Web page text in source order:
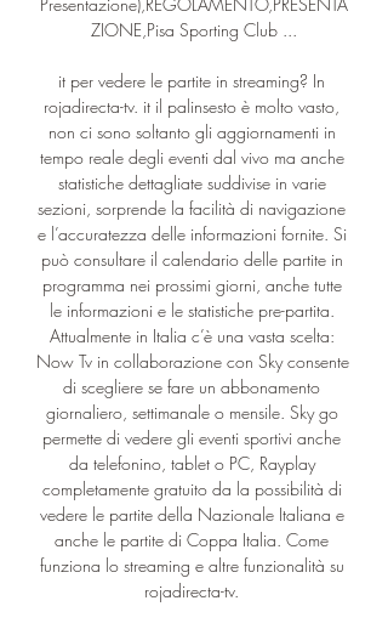
Presentazione),REGOLAMENTO,PRESENTA
ZIONE,Pisa Sporting Club ...
it per vedere le partite in streaming? In
rojadirecta-tv. it il palinsesto è molto vasto,
non ci sono soltanto gli aggiornamenti in
tempo reale degli eventi dal vivo ma anche
statistiche dettagliate suddivise in varie
sezioni, sorprende la facilità di navigazione
e l’accuratezza delle informazioni fornite. Si
può consultare il calendario delle partite in
programma nei prossimi giorni, anche tutte
le informazioni e le statistiche pre-partita.
Attualmente in Italia c’è una vasta scelta:
Now Tv in collaborazione con Sky consente
di scegliere se fare un abbonamento
giornaliero, settimanale o mensile. Sky go
permette di vedere gli eventi sportivi anche
da telefonino, tablet o PC, Rayplay
completamente gratuito da la possibilità di
vedere le partite della Nazionale Italiana e
anche le partite di Coppa Italia. Come
funziona lo streaming e altre funzionalità su
rojadirecta-tv.